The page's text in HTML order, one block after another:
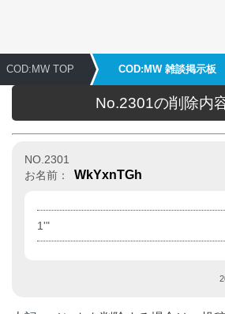
COD:MW TOP COD:MW 雑談掲示板
No.2301の削除内
NO.2301
お名前：
WkYxnTGh
1'"